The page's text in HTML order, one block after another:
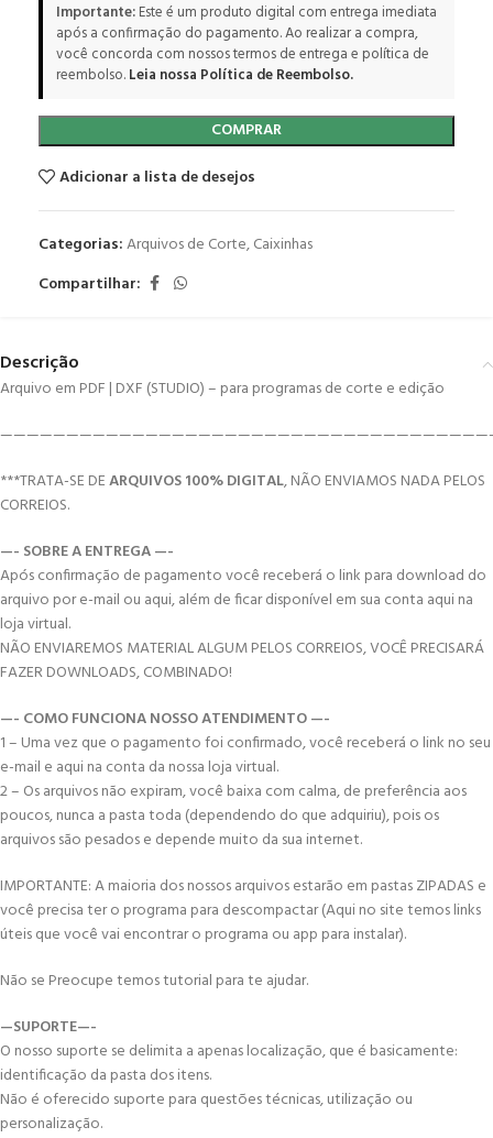
Importante:Este é um produto digital com entrega imediata
após a confirmação do pagamento. Ao realizar a compra,
você concorda com nossos termos de entrega e política de
reembolso.Leia nossa Política de Reembolso.
COMPRAR
Adicionar a lista de desejos
Categorias:Arquivos de Corte,Caixinhas
Compartilhar:
Descrição
Arquivo em PDF | DXF (STUDIO) – para programas de corte e edição
***TRATA-SE DEARQUIVOS 100% DIGITAL, NÃO ENVIAMOS NADA PELOS
CORREIOS.
—- SOBRE A ENTREGA —-
Após confirmação de pagamento você receberá o link para download do
arquivo por e-mail ou aqui, além de ficar disponível em sua conta aqui na
loja virtual.
NÃO ENVIAREMOS MATERIAL ALGUM PELOS CORREIOS, VOCÊ PRECISARÁ
FAZER DOWNLOADS, COMBINADO!
—- COMO FUNCIONA NOSSO ATENDIMENTO —-
1 – Uma vez que o pagamento foi confirmado, você receberá o link no seu
e-mail e aqui na conta da nossa loja virtual.
2 – Os arquivos não expiram, você baixa com calma, de preferência aos
poucos, nunca a pasta toda (dependendo do que adquiriu), pois os
arquivos são pesados e depende muito da sua internet.
IMPORTANTE: A maioria dos nossos arquivos estarão em pastas ZIPADAS e
você precisa ter o programa para descompactar (Aqui no site temos links
úteis que você vai encontrar o programa ou app para instalar).
Não se Preocupe temos tutorial para te ajudar.
—SUPORTE—-
O nosso suporte se delimita a apenas localização, que é basicamente:
identificação da pasta dos itens.
Não é oferecido suporte para questões técnicas, utilização ou
personalização.